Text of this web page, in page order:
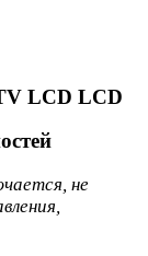
LCD LCD
не